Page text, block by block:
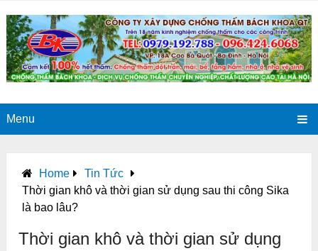
Menu
Home
Tin Tức
Thời gian khô và thời gian sử dụng sau thi công Sika
là bao lâu?
Thời gian khô và thời gian sử dụng